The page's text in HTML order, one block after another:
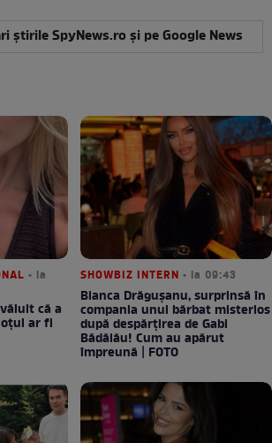
știrile SpyNews.ro și pe Google News
• la
că a
ar fi
SHOWBIZ INTERN • la 09:43
Bianca Drăgușanu, surprinsă în
compania unui bărbat misterios
după despărțirea de Gabi
Bădălău! Cum au apărut
împreună | FOTO